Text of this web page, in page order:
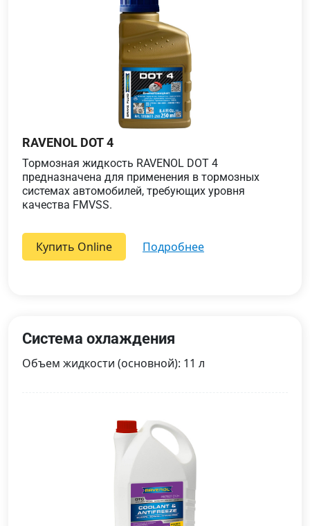
RAVENOL DOT 4
Тормозная жидкость RAVENOL DOT 4
предназначена для применения в тормозных
системах автомобилей, требующих уровня
качества FMVSS.
Купить Online подробнее
Система охлаждения
Объем жидкости (основной): 11 л